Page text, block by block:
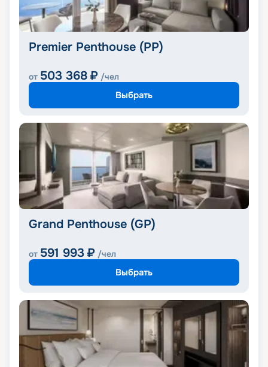
Premier Penthouse (PP)
от 503 368 ₽ /чел
Выбрать
Grand Penthouse (GP)
от 591 993 ₽ /чел
Выбрать